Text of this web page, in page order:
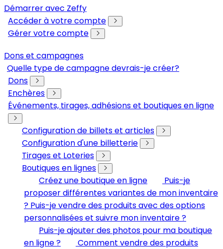
Démarrer avec Zeffy
Accéder à votre compte
Gérer votre compte
Dons et campagnes
Quelle type de campagne devrais-je créer?
Dons
Enchères
Événements, tirages, adhésions et boutiques en ligne
Configuration de billets et articles
Configuration d'une billetterie
Tirages et Loteries
Boutiques en lignes
Créez une boutique en ligne
Puis-je
proposer différentes variantes de mon inventaire
? Puis-je vendre des produits avec des options
personnalisées et suivre mon inventaire ?
Puis-je ajouter des photos pour ma boutique
en ligne ?
Comment vendre des produits